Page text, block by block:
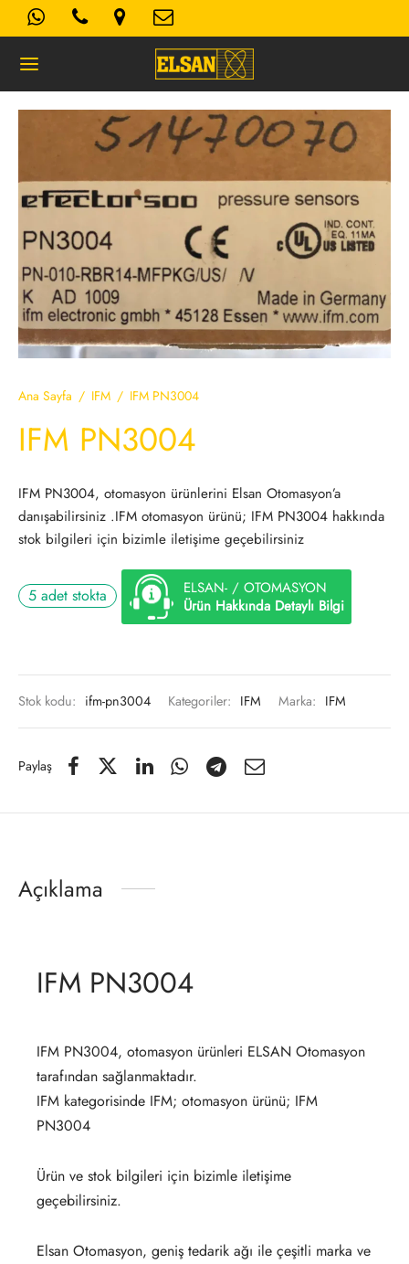
Ana Sayfa / IFM / IFM PN3004
IFM PN3004
IFM PN3004, otomasyon ürünlerini Elsan Otomasyon’a
danışabilirsiniz .IFM otomasyon ürünü; IFM PN3004 hakkında
stok bilgileri için bizimle iletişime geçebilirsiniz
5 adet stokta
ELSAN- / OTOMASYON
Ürün Hakkında Detaylı Bilgi
Stok kodu: ifm-pn3004 Kategoriler: IFM Marka: IFM
Paylaş
Açıklama
IFM PN3004
IFM PN3004, otomasyon ürünleri ELSAN Otomasyon
tarafından sağlanmaktadır.
IFM kategorisinde IFM; otomasyon ürünü; IFM
PN3004
Ürün ve stok bilgileri için bizimle iletişime
geçebilirsiniz.
Elsan Otomasyon, geniş tedarik ağı ile çeşitli marka ve
Koşulları
Politikası